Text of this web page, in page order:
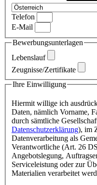
Telefon
E-Mail
Bewerbungsunterlagen
Lebenslauf
Zeugnisse/Zertifikate
Ihre Einwilligung
Hiermit willige ich
Daten, nämlich Vorname,
durch sämtliche
Datenschutzerklärung), im
Datenverarbeitung als
Verantwortliche (Art. 26
Angebotslegung,
Serviceleistung oder zur
Materialien verarbeitet